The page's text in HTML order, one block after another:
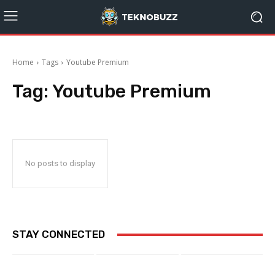
Home Tags Youtube Premium
Tag: Youtube Premium
No posts to display
STAY CONNECTED